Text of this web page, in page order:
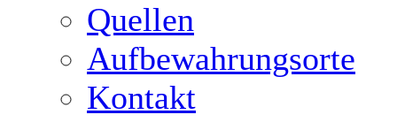
Quellen
Aufbewahrungsorte
Kontakt